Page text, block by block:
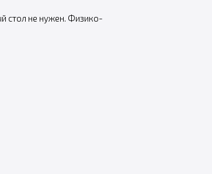
стол не нужен. Физико-